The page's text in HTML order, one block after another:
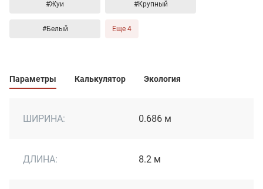
#Жуи #Крупный
#Белый Еще 4
Параметры Калькулятор Экология
ШИРИНА: 0.686 м
ДЛИНА: 8.2 м